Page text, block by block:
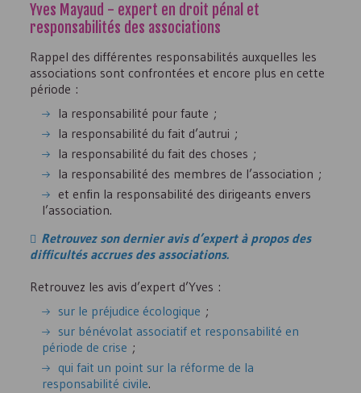
Yves Mayaud - expert en droit pénal et
responsabilités des associations
Rappel des différentes responsabilités auxquelles les
associations sont confrontées et encore plus en cette
période :
la responsabilité pour faute ;
la responsabilité du fait d’autrui ;
la responsabilité du fait des choses ;
la responsabilité des membres de l’association ;
et enfin la responsabilité des dirigeants envers
l’association.
Retrouvez son dernier avis d’expert à propos des
difficultés accrues des associations.
Retrouvez les avis d’expert d’Yves :
sur le préjudice écologique ;
sur bénévolat associatif et responsabilité en
période de crise ;
qui fait un point sur la réforme de la
responsabilité civile.